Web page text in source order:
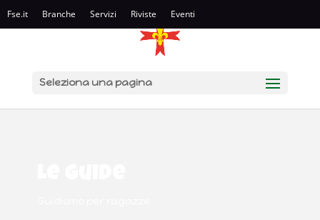
Fse.it Branche Servizi Riviste Eventi
Seleziona una pagina